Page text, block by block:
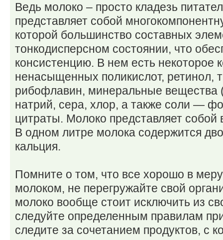
Ведь молоко – просто кладезь
представляет собой
которой большинство составных
тонкодисперсном состоянии, что
консистенцию. В нем есть некоторое
ненасыщенных поликислот, ретинол,
рибофлавин, минеральные вещества
натрий, сера, хлор, а также соли —
цитраты. Молоко представляет собой
В одном литре молока содержится
кальция.
Помните о том, что все хорошо в
молоком, не перегружайте свой
молоко вообще стоит исключить из
следуйте определенным правилам
следите за сочетанием продуктов, с